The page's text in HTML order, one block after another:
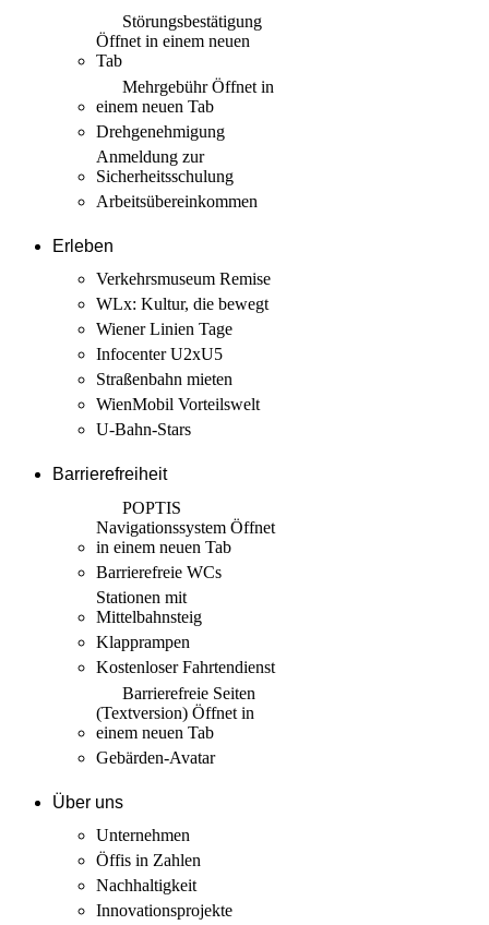
Störungs­bestätigung
Öffnet in einem neuen
Tab
MehrgebührÖffnet in
einem neuen Tab
Drehgenehmigung
Anmeldung zur
Sicherheits­schulung
Arbeits­übereinkommen
Erleben
Verkehrsmuseum Remise
WLx: Kultur, die bewegt
Wiener Linien Tage
Infocenter U2xU5
Straßenbahn mieten
WienMobil Vorteilswelt
U-Bahn-Stars
Barrierefreiheit
POPTIS
Navigationssystem Öffnet
in einem neuen Tab
Barrierefreie WCs
Stationen mit
Mittelbahnsteig
Klapprampen
Kostenloser Fahrtendienst
Barrierefreie Seiten
(Textversion) Öffnet in
einem neuen Tab
Gebärden-Avatar
Über uns
Unternehmen
Öffis in Zahlen
Nachhaltigkeit
Innovations­projekte